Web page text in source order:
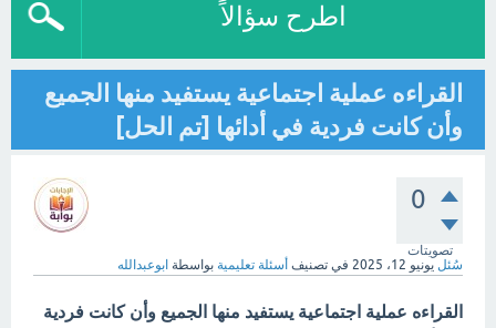
اطرح سؤالاً
القراءه عملية اجتماعية يستفيد منها الجميع
وأن كانت فردية في أدائها [تم الحل]
0
تصويتات
سُئل يونيو 12، 2025 في تصنيف أسئلة تعليمية بواسطة ابوعبدالله
القراءه عملية اجتماعية يستفيد منها الجميع وأن كانت فردية